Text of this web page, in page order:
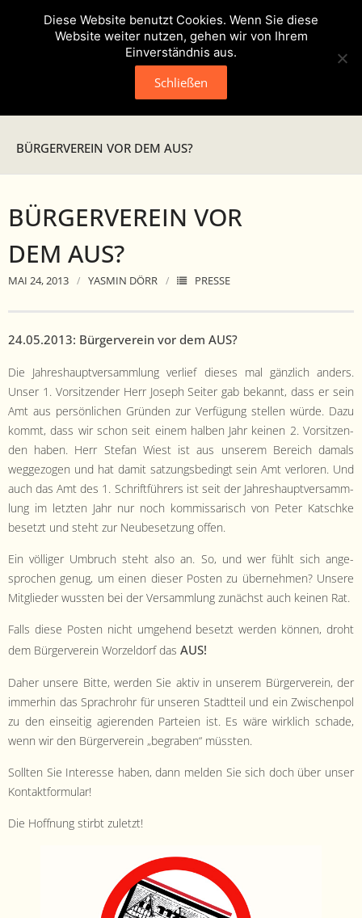
Veranstaltungen
Verein
- Geschichte
- Satzung
- Mitglied werden
- Flyer
- Kontakt
BÜRGERVEREIN VOR DEM AUS?
BÜRGERVEREIN VOR
DEM AUS?
MAI 24, 2013 YASMIN DÖRR PRESSE
24.05.2013: Bürg­ervere­in vor dem AUS?
Die Jahre­shauptver­samm­lung ver­lief dieses mal gän­zlich anders.
Unser 1. Vor­sitzen­der Herr Joseph Seit­er gab bekan­nt, dass er sein
Amt aus per­sön­lichen Grün­den zur Ver­fü­gung stellen würde. Dazu
kommt, dass wir schon seit einem hal­ben Jahr keinen 2. Vor­sitzen­
den haben. Herr Ste­fan Wiest ist aus unserem Bere­ich damals
wegge­zo­gen und hat damit satzungs­be­d­ingt sein Amt ver­loren. Und
auch das Amt des 1. Schrift­führers ist seit der Jahre­shauptver­samm­
lung im let­zten Jahr nur noch kom­mis­sarisch von Peter Katschke
beset­zt und ste­ht zur Neube­set­zung offen.
Ein völ­liger Umbruch ste­ht also an. So, und wer fühlt sich ange­
sprochen genug, um einen dieser Posten zu übernehmen? Unsere
Mit­glieder wussten bei der Ver­samm­lung zunächst auch keinen Rat.
Falls diese Posten nicht umge­hend beset­zt wer­den kön­nen, dro­ht
dem Bürg­ervere­in Worzel­dorf das AUS!
Daher unsere Bitte, wer­den Sie aktiv in unserem Bürg­ervere­in, der
immer­hin das Sprachrohr für unseren Stadt­teil und ein Zwis­chen­pol
zu den ein­seit­ig agieren­den Parteien ist. Es wäre wirk­lich schade,
wenn wir den Bürg­ervere­in „begraben“ müssten.
Soll­ten Sie Inter­esse haben, dann melden Sie sich doch über unser
Kontaktformular!
Die Hoff­nung stirbt zuletzt!
Diese Website benutzt Cookies. Wenn Sie diese
Website weiter nutzen, gehen wir von Ihrem
Einverständnis aus.
Schließen